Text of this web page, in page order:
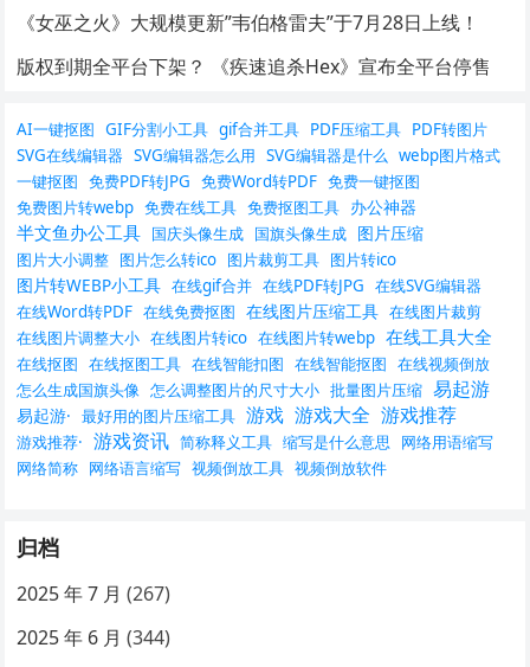
《女巫之火》大规模更新”韦伯格雷夫”于7月28日上线！
版权到期全平台下架？ 《疾速追杀Hex》宣布全平台停售
AI一键抠图 GIF分割小工具 gif合并工具 PDF压缩工具 PDF转图片
SVG在线编辑器 SVG编辑器怎么用 SVG编辑器是什么 webp图片格式
一键抠图 免费PDF转JPG 免费Word转PDF 免费一键抠图
免费图片转webp 免费在线工具 免费抠图工具 办公神器
半文鱼办公工具 国庆头像生成 国旗头像生成 图片压缩
图片大小调整 图片怎么转ico 图片裁剪工具 图片转ico
图片转WEBP小工具 在线gif合并 在线PDF转JPG 在线SVG编辑器
在线Word转PDF 在线免费抠图 在线图片压缩工具 在线图片裁剪
在线图片调整大小 在线图片转ico 在线图片转webp 在线工具大全
在线抠图 在线抠图工具 在线智能扣图 在线智能抠图 在线视频倒放
怎么生成国旗头像 怎么调整图片的尺寸大小 批量图片压缩 易起游
易起游· 最好用的图片压缩工具 游戏 游戏大全 游戏推荐
游戏推荐· 游戏资讯 简称释义工具 缩写是什么意思
网络用语缩写
网络简称 网络语言缩写 视频倒放工具 视频倒放软件
归档
2025 年 7 月 (267)
2025 年 6 月 (344)